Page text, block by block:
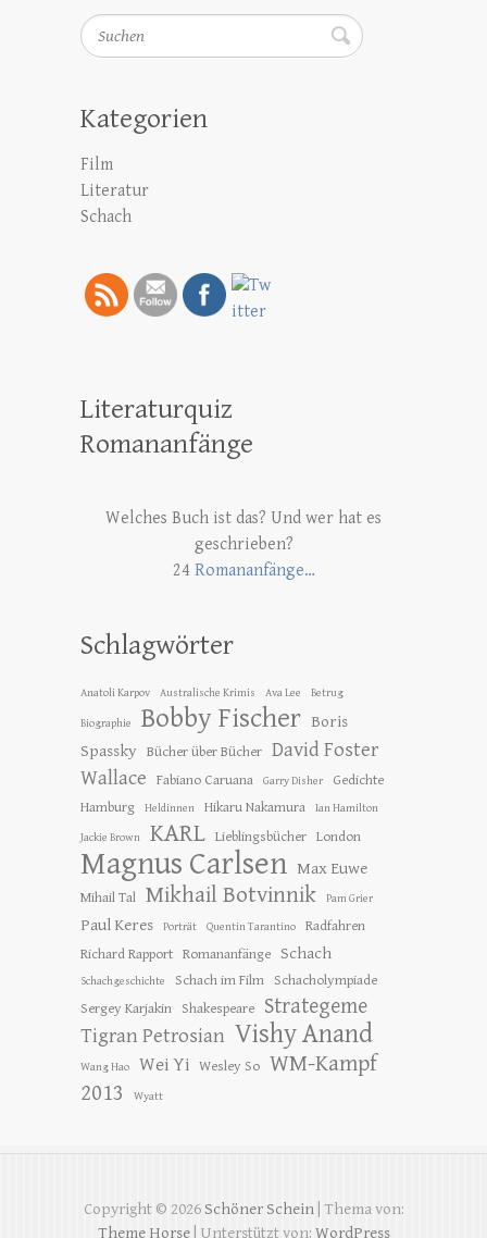
Suchen
Kategorien
Film
Literatur
Schach
Literaturquiz
Romananfänge
Welches Buch ist das? Und wer hat es
geschrieben?
24 Romananfänge…
Schlagwörter
Anatoli Karpov Australische Krimis Ava Lee Betrug
Biographie Bobby Fischer Boris
Spassky Bücher über Bücher David Foster
Wallace
Fabiano Caruana Garry Disher
Gedichte
Hamburg
Heldinnen Hikaru Nakamura Ian Hamilton
Jackie Brown KARL Lieblingsbücher London
Magnus Carlsen Max Euwe
Mihail Tal Mikhail Botvinnik Pam Grier
Paul Keres Porträt Quentin Tarantino
Radfahren
Richard Rapport Romananfänge Schach
Schachgeschichte Schach im Film
Schacholympiade
Sergey Karjakin
Shakespeare Strategeme
Tigran Petrosian Vishy Anand
Wang Hao Wei Yi Wesley So WM-Kampf
2013
Wyatt
Copyright © 2026 Schöner Schein| Thema von:
Theme Horse| Unterstützt von: WordPress